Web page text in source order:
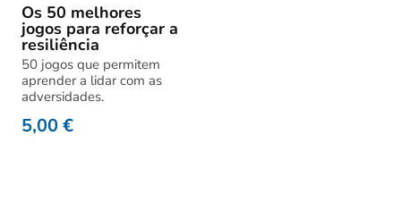
Os 50 melhores
jogos para reforçar a
resiliência
50 jogos que permitem
aprender a lidar com as
adversidades.
5,00€